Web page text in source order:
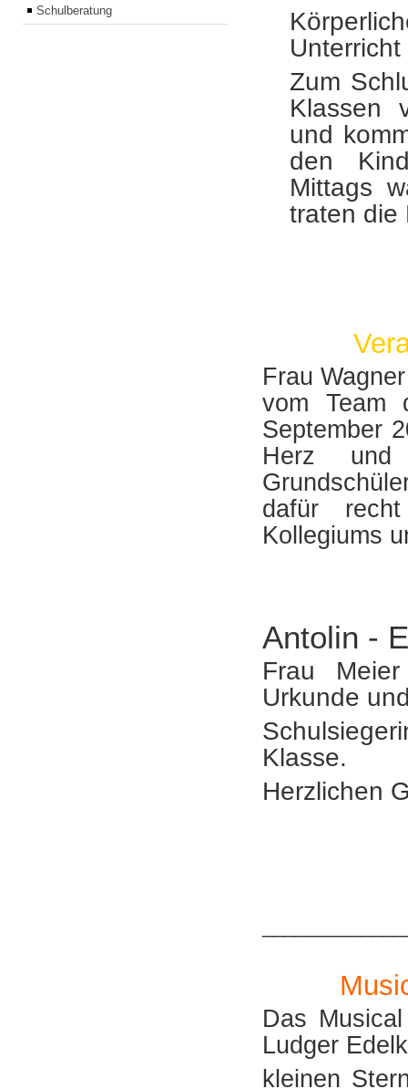
Schulberatung
Zum
Klassen
und
den
Mittags
traten die
Frau
vom Team
September
Herz und
dafür
Kollegiums
Antolin -
Frau
Urkunde
Klasse.
Herzlichen
Das
Ludger
kleinen